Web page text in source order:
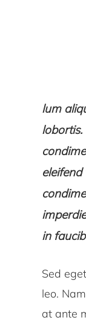
lum
in
Sed
leo.
at ante